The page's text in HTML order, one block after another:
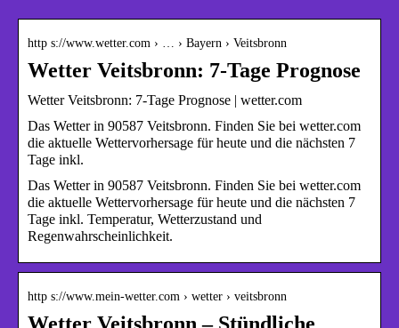
http s://www.wetter.com › … › Bayern › Veitsbronn
Wetter Veitsbronn: 7-Tage Prognose
Wetter Veitsbronn: 7-Tage Prognose | wetter.com
Das Wetter in 90587 Veitsbronn. Finden Sie bei wetter.com
die aktuelle Wettervorhersage für heute und die nächsten 7
Tage inkl.
Das Wetter in 90587 Veitsbronn. Finden Sie bei wetter.com
die aktuelle Wettervorhersage für heute und die nächsten 7
Tage inkl. Temperatur, Wetterzustand und
Regenwahrscheinlichkeit.
http s://www.mein-wetter.com › wetter › veitsbronn